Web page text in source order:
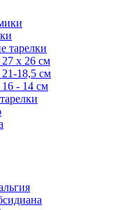
тарелки
27 х 26 см
21-18,5 см
16 - 14 см